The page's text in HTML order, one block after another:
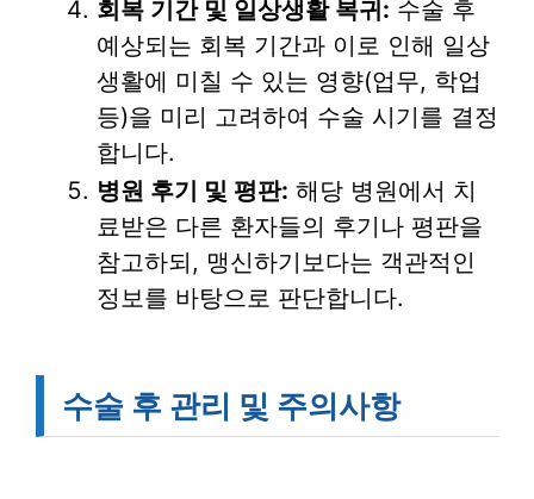
회복 기간 및 일상생활 복귀: 수술 후
예상되는 회복 기간과 이로 인해 일상
생활에 미칠 수 있는 영향(업무, 학업
등)을 미리 고려하여 수술 시기를 결정
합니다.
병원 후기 및 평판: 해당 병원에서 치
료받은 다른 환자들의 후기나 평판을
참고하되, 맹신하기보다는 객관적인
정보를 바탕으로 판단합니다.
수술 후 관리 및 주의사항